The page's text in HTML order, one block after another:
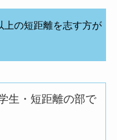
上の短距離を志す方が
生・短距離の部で